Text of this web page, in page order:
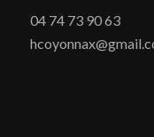
04 74 73 90 63